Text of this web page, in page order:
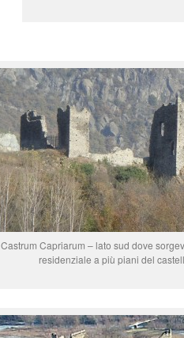
Castrum Capriarum – lato sud dove
residenziale a più piani del